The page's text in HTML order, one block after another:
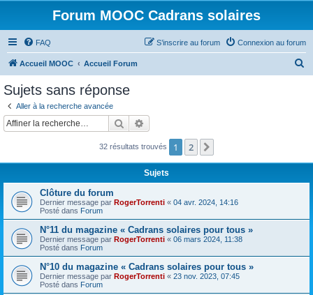
Forum MOOC Cadrans solaires
FAQ Connexion au forum
S’inscrire au forum
Accueil MOOC Accueil Forum
c
Sujets sans réponse
Aller à la recherche avancée
Rechercher
32 résultats trouvés 1 2
Sujets
Clôture du forum
Dernier message par RogerTorrenti « 04 avr. 2024, 14:16
Posté dans Forum
N°11 du magazine « Cadrans solaires pour tous »
Dernier message par RogerTorrenti « 06 mars 2024, 11:38
Posté dans Forum
N°10 du magazine « Cadrans solaires pour tous »
Dernier message par RogerTorrenti « 23 nov. 2023, 07:45
Posté dans Forum